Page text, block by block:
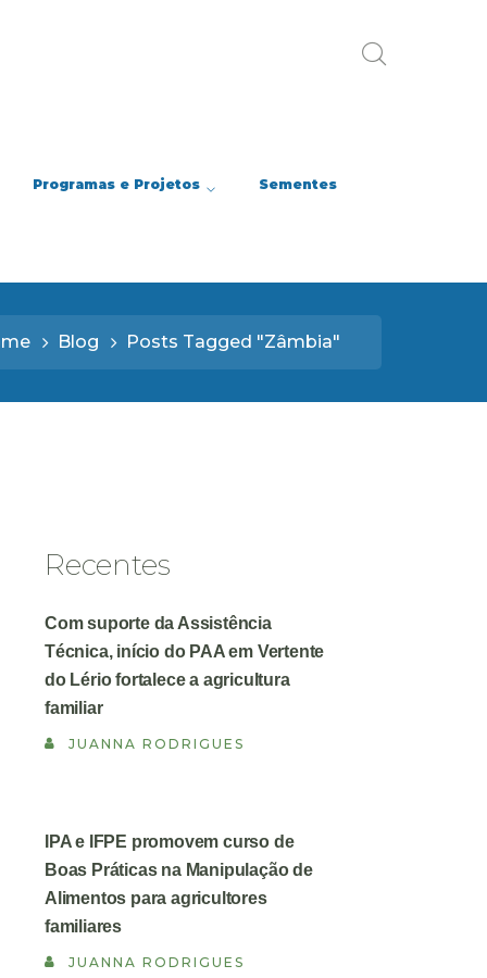
Programas e Projetos Sementes
Blog Posts Tagged "Zâmbia"
Recentes
Com suporte da Assistência
Técnica, início do PAA em Vertente
do Lério fortalece a agricultura
familiar
JUANNA RODRIGUES
IPA e IFPE promovem curso de
Boas Práticas na Manipulação de
Alimentos para agricultores
familiares
JUANNA RODRIGUES